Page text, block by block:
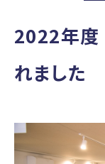
2022年度
れました